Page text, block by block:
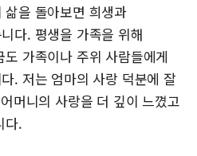
을 돌아보면 희생과
다. 평생을 가족을 위해
가족이나 주위 사람들에게
. 저는 엄마의 사랑 덕분에 잘
머니의 사랑을 더 깊이 느꼈고
다.